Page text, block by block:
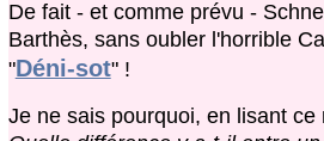
De fait - et comme prévu -
Barthès, sans oubler l'horrible
"Déni-sot" !
Je ne sais pourquoi, en lisant